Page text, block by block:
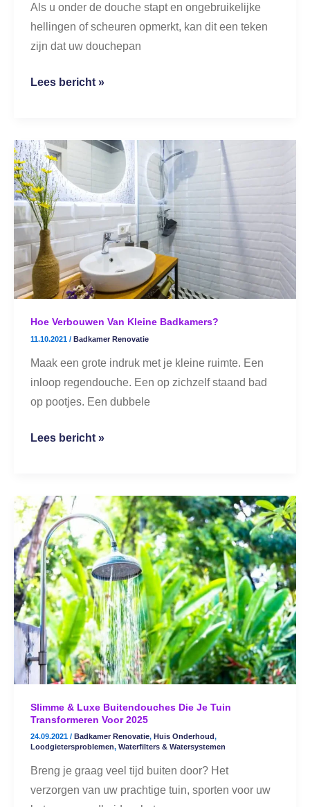
Als u onder de douche stapt en ongebruikelijke
hellingen of scheuren opmerkt, kan dit een teken
zijn dat uw douchepan
Lees bericht »
Hoe Verbouwen Van Kleine Badkamers?
11.10.2021 / Badkamer Renovatie
Maak een grote indruk met je kleine ruimte. Een
inloop regendouche. Een op zichzelf staand bad
op pootjes. Een dubbele
Hoe
verbouwen
van
kleine
badkamers?
Lees bericht »
Slimme & Luxe Buitendouches Die Je Tuin
Transformeren Voor 2025
24.09.2021 / Badkamer Renovatie, Huis Onderhoud,
Loodgietersproblemen, Waterfilters & Watersystemen
Breng je graag veel tijd buiten door? Het
verzorgen van uw prachtige tuin, sporten voor uw
Slimme
&
Luxe
Buitendouches
die
je
Tuin
Transformeren
voor
2025